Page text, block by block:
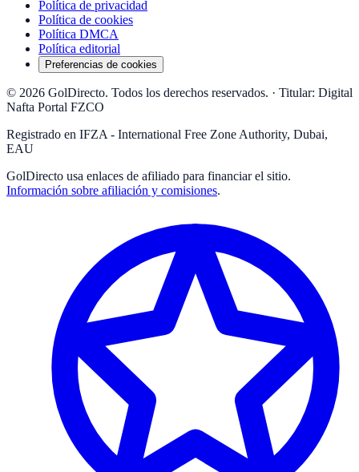
Política de privacidad
Política de cookies
Política DMCA
Política editorial
Preferencias de cookies
© 2026 GolDirecto. Todos los derechos reservados. · Titular: Digital
Nafta Portal FZCO
Registrado en IFZA - International Free Zone Authority, Dubai,
EAU
GolDirecto usa enlaces de afiliado para financiar el sitio.
Información sobre afiliación y comisiones.